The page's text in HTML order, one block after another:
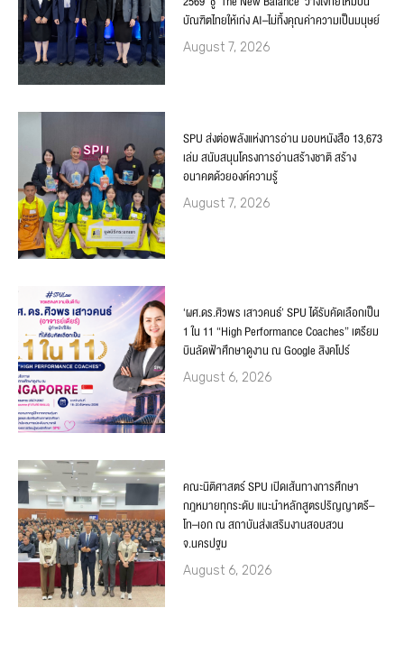
บัณฑิตไทยให้เก่ง AI–ไม่ทิ้งคุณค่าความเป็นมนุษย์
August 7, 2026
SPU ส่งต่อพลังแห่งการอ่าน มอบหนังสือ 13,673
เล่ม สนับสนุนโครงการอ่านสร้างชาติ สร้าง
อนาคตด้วยองค์ความรู้
August 7, 2026
‘ผศ.ดร.ศิวพร เสาวคนธ์’ SPU ได้รับคัดเลือกเป็น
1 ใน 11 “High Performance Coaches” เตรียม
บินลัดฟ้าศึกษาดูงาน ณ Google สิงคโปร์
August 6, 2026
คณะนิติศาสตร์ SPU เปิดเส้นทางการศึกษา
กฎหมายทุกระดับ แนะนำหลักสูตรปริญญาตรี–
โท–เอก ณ สถาบันส่งเสริมงานสอบสวน
จ.นครปฐม
August 6, 2026